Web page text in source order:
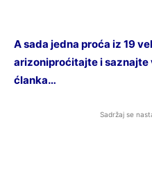
A sada jedna proća iz 19
arizoniproćitajte i saznajte
ćlanka…
Sadržaj se